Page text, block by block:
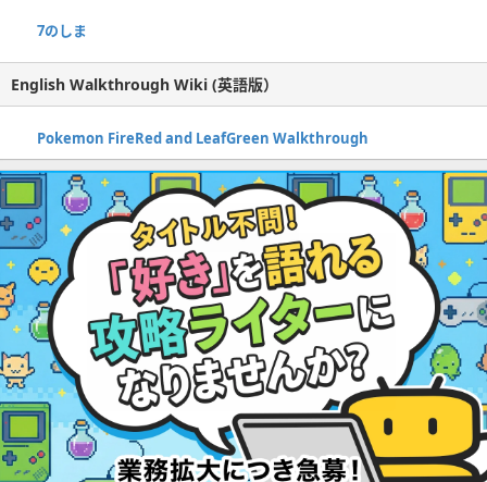
7のしま
English Walkthrough Wiki (英語版）
Pokemon FireRed and LeafGreen Walkthrough